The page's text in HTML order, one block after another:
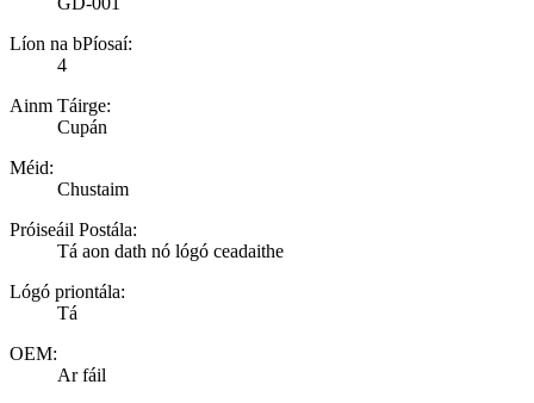
Líon na bPíosaí:
4
Ainm Táirge:
Cupán
Méid:
Chustaim
Próiseáil Postála:
Tá aon dath nó lógó ceadaithe
Lógó priontála:
Tá
OEM:
Ar fáil